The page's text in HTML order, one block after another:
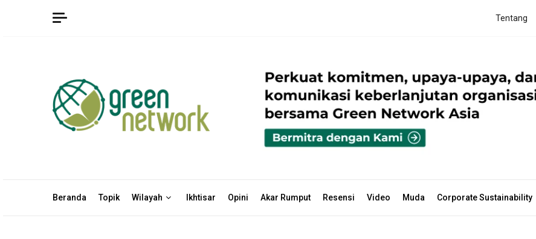
Tentang
Beranda Topik Wilayah Ikhtisar Opini Akar Rumput Resensi Video Muda Corporate Sustainability